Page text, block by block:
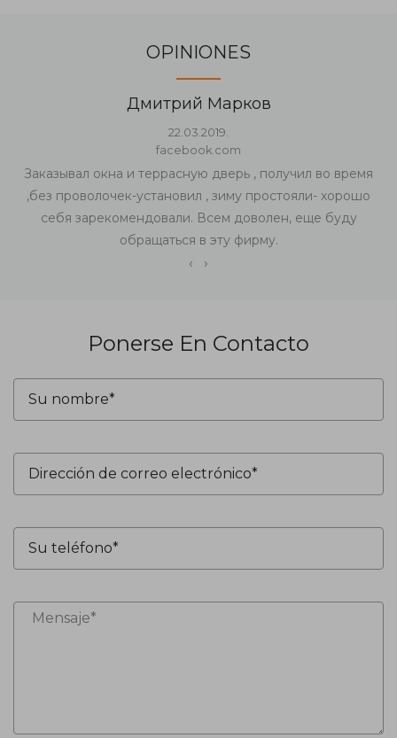
OPINIONES
Дмитрий Марков
22.03.2019.
facebook.com
Заказывал окна и террасную дверь , получил во время
,без проволочек-установил , зиму простояли- хорошо
себя зарекомендовали. Всем доволен, еще буду
обращаться в эту фирму.
‹ ›
Ponerse En Contacto